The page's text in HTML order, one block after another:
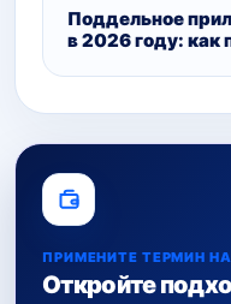
Поддельное
в 2026 году: как
ПРИМЕНИТЕ ТЕРМИН
Откройте